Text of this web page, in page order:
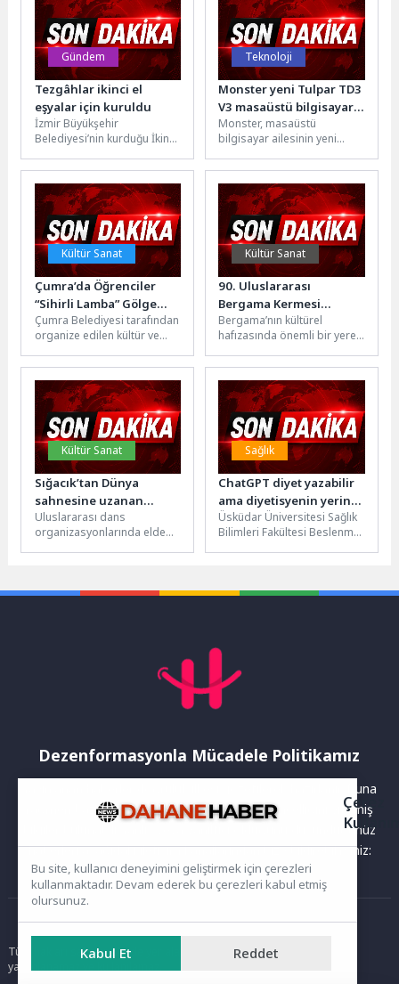
Gündem
Tezgâhlar ikinci el
eşyalar için kuruldu
İzmir Büyükşehir
Belediyesi’nin kurduğu İkinci
gördü. Vatandaşlar,
kullanılmayan eşyaların
yeniden...
Teknoloji
Monster yeni Tulpar TD3
V3 masaüstü bilgisayar
serisini kullanıcılarla
buluşturdu!
Monster, masaüstü
bilgisayar ailesinin yeni
kullanıcılarla buluşturdu. Yeni
kasa tasarımı, güncel
donanım altyapısı...
Kültür Sanat
Çumra’da Öğrenciler
“Sihirli Lamba” Gölge
Oyunu ile Sanatla
Buluştu
Çumra Belediyesi tarafından
organize edilen kültür ve
kapsamında, Trabzon
Devlet Tiyatrosu oyuncuları
tarafından...
Kültür Sanat
90. Uluslararası
Bergama Kermesi
Başlıyor!
Bergama’nın kültürel
hafızasında önemli bir yere
Kemal ATATÜRK’ün
talimatlarıyla 1937...
Kültür Sanat
Sığacık’tan Dünya
sahnesine uzanan
başarı
Uluslararası dans
organizasyonlarında elde
sporcuları ile akademinin...
Sağlık
ChatGPT diyet yazabilir
ama diyetisyenin yerini
alamaz!
Üsküdar Üniversitesi Sağlık
Bilimleri Fakültesi Beslenme
Dezenformasyonla Mücadele Politikamız
Yayınlanan haberler doğruluk ilkesi gözetilerek hazırlanır. Buna
rağmen bazı içeriklerde eksik, hatalı veya güncelliğini yitirmiş
bilgiler bulunabilir.Yanlış veya yanıltıcı olduğunu düşündüğünüz
haberleri aşağıdaki iletişim kanallarından bize bildirebilirsiniz:
Ana Sayfa
Tüm hakları saklıdır. Sitede yer alan içerikler izinsiz kopyalanamaz,
yayımlanamaz ve kullanılamaz.
Çerez
Bu site, kullanıcı deneyimini geliştirmek için çerezleri
kullanmaktadır. Devam ederek bu çerezleri kabul etmiş
olursunuz.
Kabul Et Reddet